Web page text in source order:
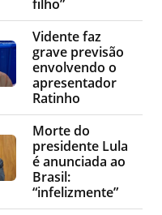
filho”
Vidente faz
grave previsão
envolvendo o
apresentador
Ratinho
Morte do
presidente Lula
é anunciada ao
Brasil:
“infelizmente”